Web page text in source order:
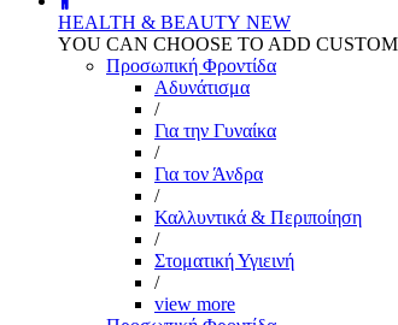
HEALTH & BEAUTY NEW
YOU CAN CHOOSE TO ADD
Προσωπική Φροντίδα
Αδυνάτισμα
/
Για την Γυναίκα
/
Για τον Άνδρα
/
Καλλυντικά & Περιποίηση
/
Στοματική Υγιεινή
/
view more